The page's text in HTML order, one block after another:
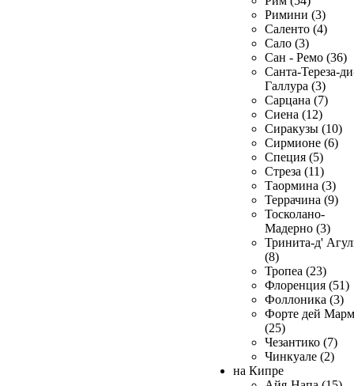
Римини (3)
Саленто (4)
Сало (3)
Сан - Ремо (36)
Санта-Тереза-
Галлура (3)
Сарцана (7)
Сиена (12)
Сиракузы (10)
Сирмионе (6)
Специя (5)
Стреза (11)
Таормина (3)
Террачина (9)
Тосколано-
Мадерно (3)
Тринита-д'
(8)
Тропеа (23)
Флоренция (51)
Фоллоника (3)
Форте дей
(25)
Чезантико (7)
Чинкуале (2)
на Кипре